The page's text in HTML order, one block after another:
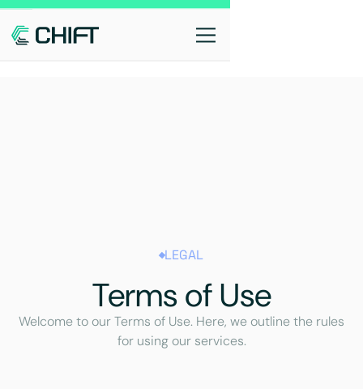
LEGAL
Terms of Use
Welcome to our Terms of Use. Here, we outline the rules
for using our services.